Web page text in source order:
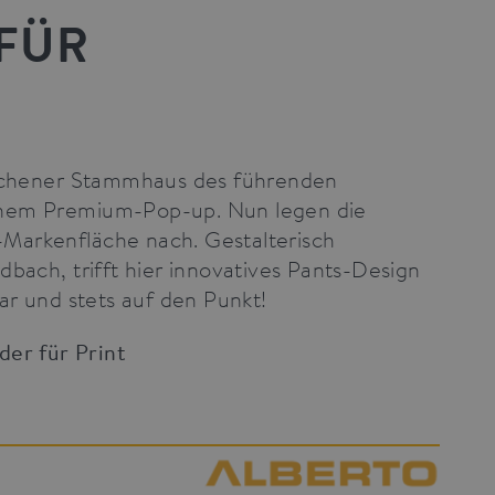
Stammhaus des führenden
Premium-Pop-up. Nun legen die
nach. Gestalterisch
trifft hier innovatives Pants-Design
und stets auf den Punkt!
für Print
be used properly
visitor cookie consent
to work properly.
cookie.
It is a pattern